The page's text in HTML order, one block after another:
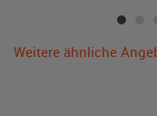
Weitere ähnliche